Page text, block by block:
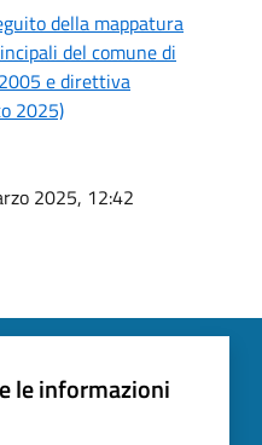
della mappatura
del comune di
e direttiva
2025)
2025, 12:42
le informazioni